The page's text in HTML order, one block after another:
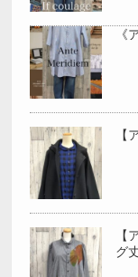
《
【
【
グ